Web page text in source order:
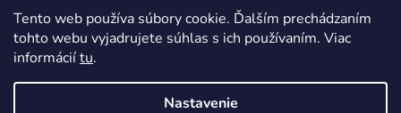
Tento web používa súbory cookie. Ďalším prechádzaním
tohto webu vyjadrujete súhlas s ich používaním. Viac
informáciítu.
Nastavenie
MôjPrvýEshop.sk Shoptet.sk